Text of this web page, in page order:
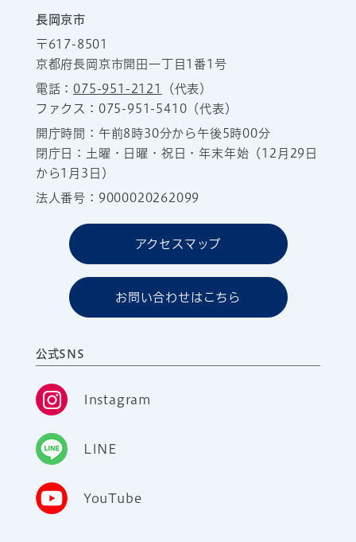
長岡京市
〒617-8501
京都府長岡京市開田一丁目1番1号
電話：075-951-2121
（代表）
ファクス：075-951-5410（代表）
開庁時間：午前8時30分から午後5時00分
閉庁日：土曜・日曜・祝日・年末年始（12月29日
から1月3日）
法人番号：9000020262099
アクセスマップ
お問い合わせはこちら
公式SNS
Instagram
LINE
YouTube